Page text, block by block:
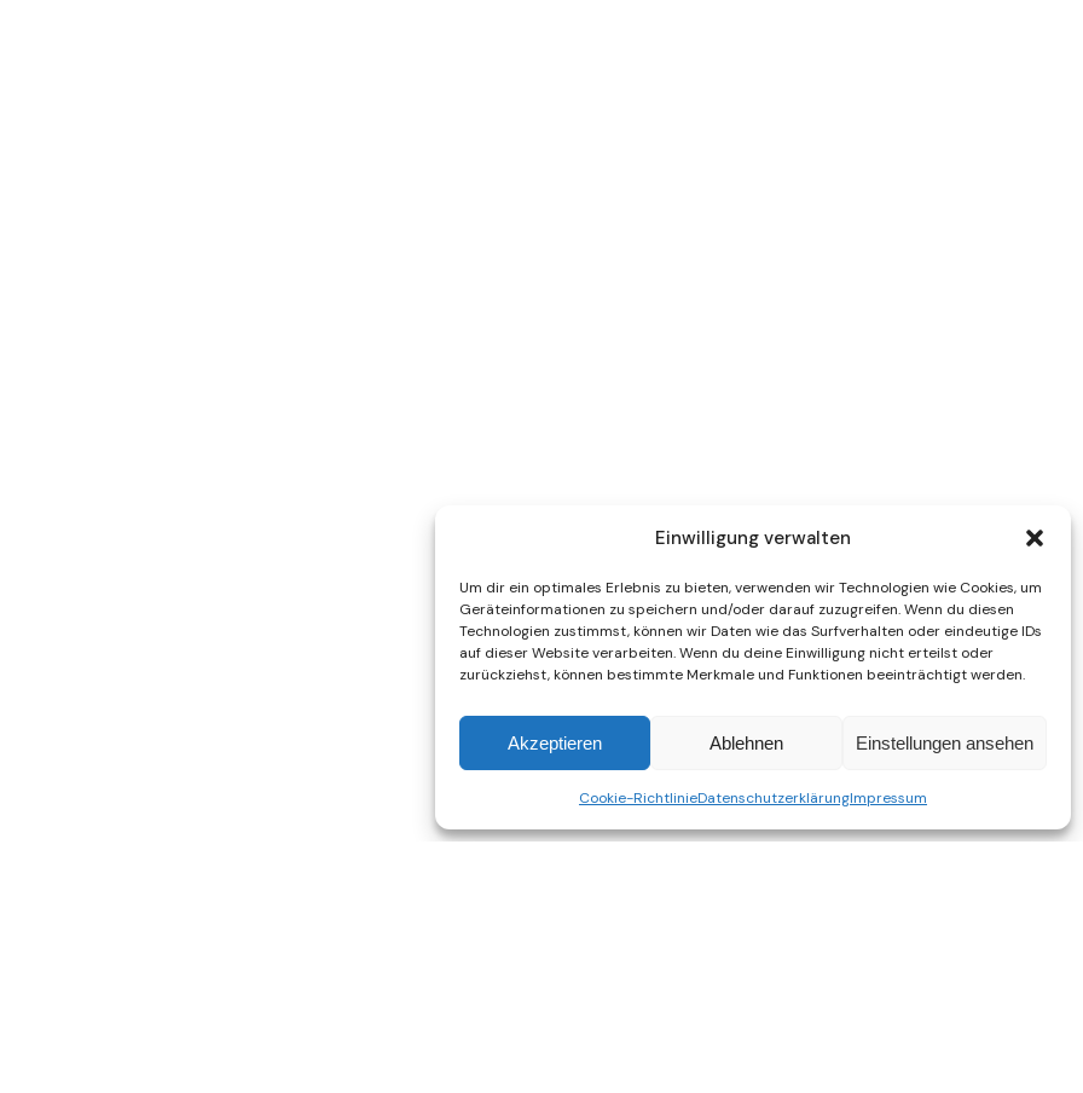
Einwilligung verwalten
Um dir ein optimales Erlebnis zu bieten, verwenden wir Technologien wie Cookies, um
Geräteinformationen zu speichern und/oder darauf zuzugreifen. Wenn du diesen
Technologien zustimmst, können wir Daten wie das Surfverhalten oder eindeutige IDs
auf dieser Website verarbeiten. Wenn du deine Einwilligung nicht erteilst oder
zurückziehst, können bestimmte Merkmale und Funktionen beeinträchtigt werden.
Akzeptieren Ablehnen Einstellungen ansehen
Cookie-RichtlinieDatenschutzerklärungImpressum